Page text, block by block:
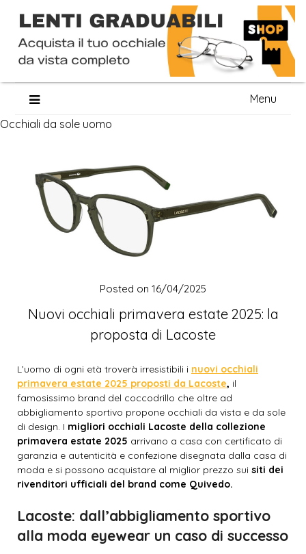
content
Menu
Occhiali da sole uomo
Nuovi occhiali primavera estate 2025: la
proposta di Lacoste
Posted on 16/04/2025
L’uomo di ogni età troverà irresistibili i nuovi occhiali
primavera estate 2025 proposti da Lacoste, il
famosissimo brand del coccodrillo che oltre ad
abbigliamento sportivo propone occhiali da vista e da sole
di design. I migliori occhiali Lacoste della collezione
primavera estate 2025 arrivano a casa con certificato di
garanzia e autenticità e confezione disegnata dalla casa di
moda e si possono acquistare al miglior prezzo sui siti dei
rivenditori ufficiali del brand come Quivedo.
Lacoste: dall’abbigliamento sportivo
alla moda eyewear un caso di successo